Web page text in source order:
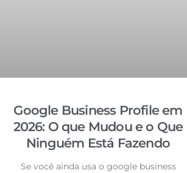
Google Business Profile em
2026: O que Mudou e o Que
Ninguém Está Fazendo
Se você ainda usa o google business